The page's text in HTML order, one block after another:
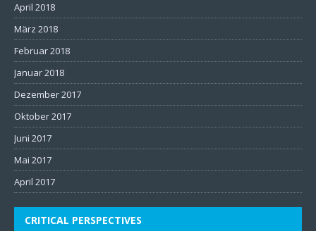
April 2018
März 2018
Februar 2018
Januar 2018
Dezember 2017
Oktober 2017
Juni 2017
Mai 2017
April 2017
CRITICAL PERSPECTIVES